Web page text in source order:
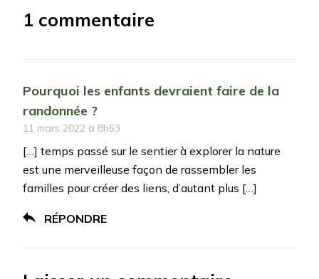
1 commentaire
Pourquoi les enfants devraient faire de la
randonnée ?
11 mars 2022 à 8h53
[…] temps passé sur le sentier à explorer la nature
est une merveilleuse façon de rassembler les
familles pour créer des liens, d’autant plus […]
RÉPONDRE